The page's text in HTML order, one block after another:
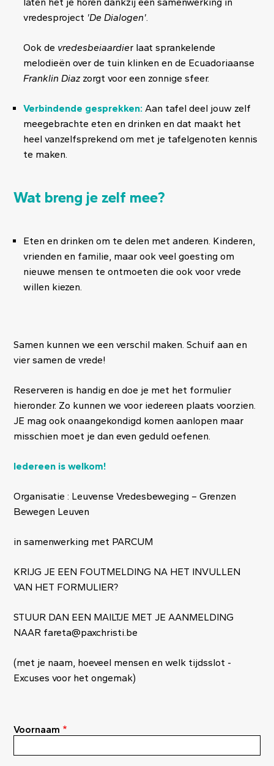
vredesproject 'De Dialogen'.
Ook de vredesbeiaardier laat sprankelende
melodieën over de tuin klinken en de Ecuadoriaanse
Franklin Diaz zorgt voor een zonnige sfeer.
Verbindende gesprekken: Aan tafel deel jouw zelf
meegebrachte eten en drinken en dat maakt het
heel vanzelfsprekend om met je tafelgenoten kennis
te maken.
Wat breng je zelf mee?
Eten en drinken om te delen met anderen. Kinderen,
vrienden en familie, maar ook veel goesting om
nieuwe mensen te ontmoeten die ook voor vrede
willen kiezen.
Samen kunnen we een verschil maken. Schuif aan en
vier samen de vrede!
Reserveren is handig en doe je met het formulier
hieronder. Zo kunnen we voor iedereen plaats voorzien.
JE mag ook onaangekondigd komen aanlopen maar
misschien moet je dan even geduld oefenen.
Iedereen is welkom!
Organisatie : Leuvense Vredesbeweging – Grenzen
Bewegen Leuven
in samenwerking met PARCUM
KRIJG JE EEN FOUTMELDING NA HET INVULLEN
VAN HET FORMULIER?
STUUR DAN EEN MAILTJE MET JE AANMELDING
NAAR fareta@paxchristi.be
(met je naam, hoeveel mensen en welk tijdsslot -
Excuses voor het ongemak)
Voornaam